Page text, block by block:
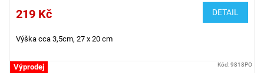
219 Kč DETAIL
Výška cca 3,5cm, 27 x 20 cm
Výprodej Kód:9818PO